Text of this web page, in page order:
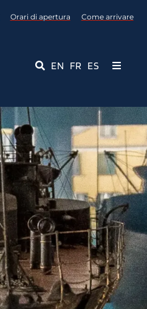
Orari di apertura Come arrivare
EN FR ES
Toggle